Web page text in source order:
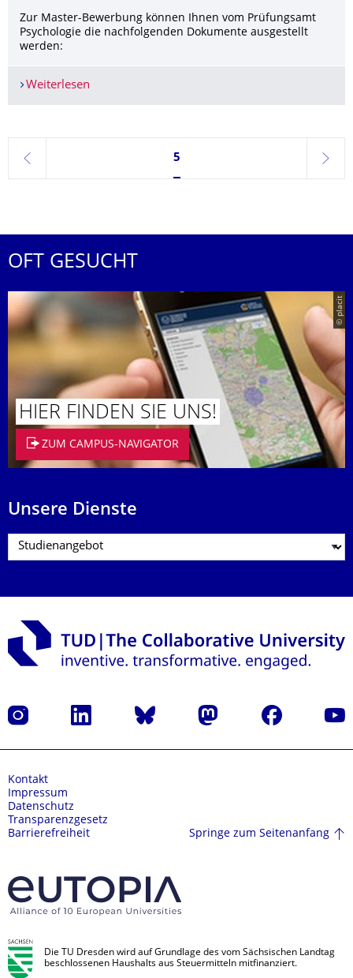
Zur Master-Bewerbung können Ihnen vom Prüfungsamt
Psychologie die nachfolgenden Dokumente ausgestellt
werden:
Weiterlesen
zurück
Seite 5, aktuell ausgewählt
5
weiter
OFT GESUCHT
© placit
HIER FINDEN SIE UNS!
ZUM CAMPUS-NAVIGATOR
Unsere Dienste
Instagram LinkedIn Bluesky Mastodon Facebook
Kontakt
Impressum
Datenschutz
Transparenzgesetz
Barrierefreiheit
Springe zum Seitenanfang
Die TU Dresden wird auf Grundlage des vom Sächsischen Landtag
beschlossenen Haushalts aus Steuermitteln mitfinanziert.